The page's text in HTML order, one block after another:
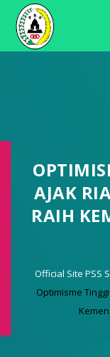
AJAK
RAIH
Official Site PSS
Optimisme